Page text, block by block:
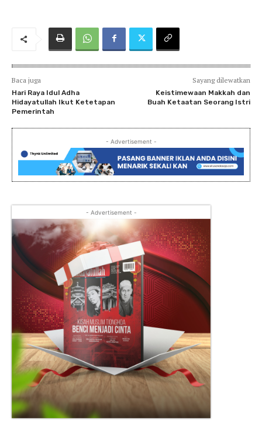
Baca juga
Hari Raya Idul Adha
Hidayatullah Ikut Ketetapan
Pemerintah
Sayang dilewatkan
Keistimewaan Makkah dan
Buah Ketaatan Seorang Istri
- Advertisement -
- Advertisement -